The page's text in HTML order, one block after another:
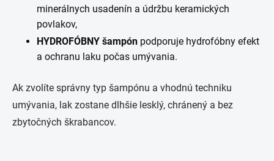
minerálnych usadenín a údržbu keramických
povlakov,
HYDROFÓBNY šampón podporuje hydrofóbny efekt
a ochranu laku počas umývania.
Ak zvolíte správny typ šampónu a vhodnú techniku
umývania, lak zostane dlhšie lesklý, chránený a bez
zbytočných škrabancov.